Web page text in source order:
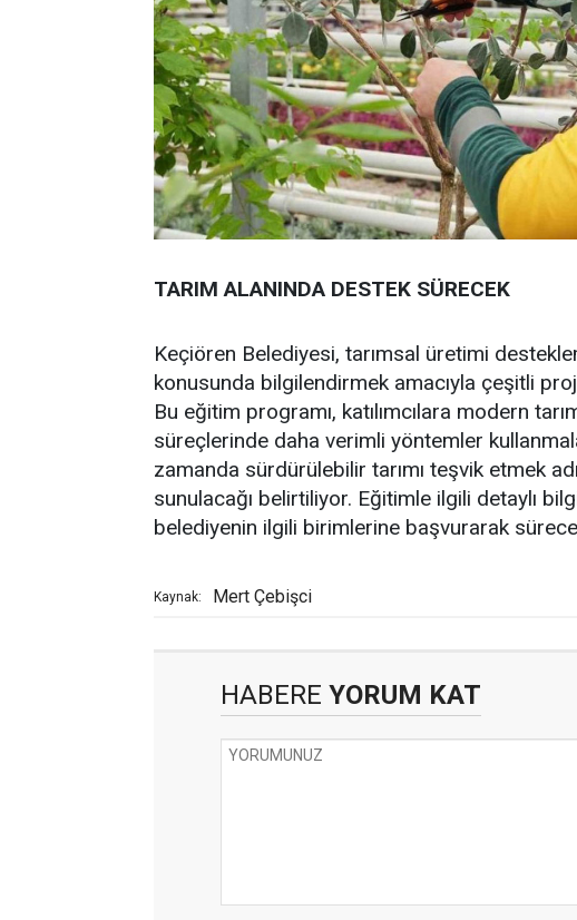
TARIM ALANINDA DESTEK SÜRECEK
Keçiören Belediyesi, tarımsal üretimi
konusunda bilgilendirmek amacıyla çeşitli
Bu eğitim programı, katılımcılara modern
süreçlerinde daha verimli yöntemler
zamanda sürdürülebilir tarımı teşvik etmek
sunulacağı belirtiliyor. Eğitimle ilgili detaylı
belediyenin ilgili birimlerine başvurarak
Kaynak: Mert Çebişci
HABERE YORUM KAT